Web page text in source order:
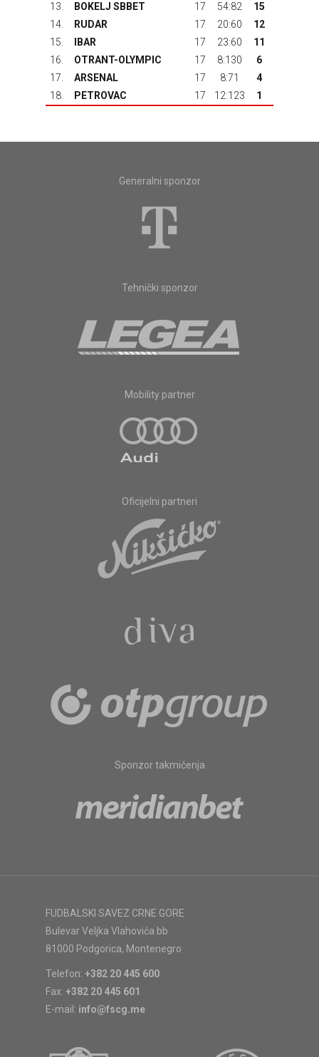
13.
BOKELJ SBBET 17 54:82
15
14.
RUDAR 17 20:60
12
15.
IBAR 17 23:60
11
16.
OTRANT-OLYMPIC 17 8:130
6
17.
ARSENAL 17 8:71
4
18.
PETROVAC 17 12:123 1
Generalni sponzor
Tehnički sponzor
Mobility partner
Oficijelni partneri
Sponzor takmičenja
FUDBALSKI SAVEZ CRNE GORE
Bulevar Veljka Vlahovića bb
81000 Podgorica, Montenegro
Telefon: +382 20 445 600
Fax: +382 20 445 601
E-mail: info@fscg.me